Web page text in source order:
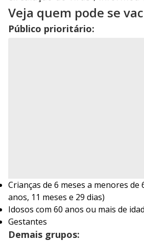
Veja quem pode se
Público prioritário:
Crianças de 6 meses a menores de
anos, 11 meses e 29 dias)
Idosos com 60 anos ou mais de
Gestantes
Demais grupos: